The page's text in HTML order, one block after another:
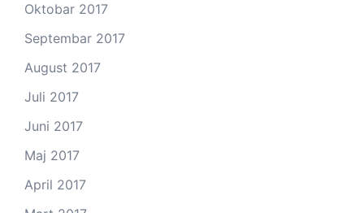
Oktobar 2017
Septembar 2017
August 2017
Juli 2017
Juni 2017
Maj 2017
April 2017